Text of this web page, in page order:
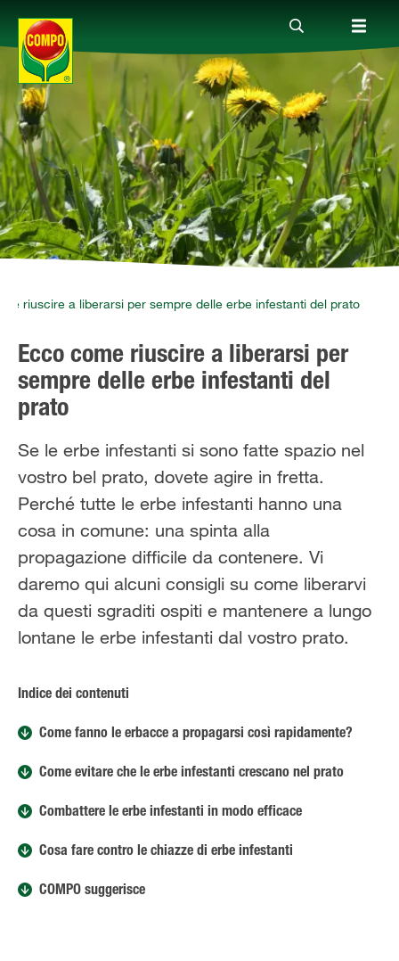
Prodotti
Magazine
Mondi Tematici
Info
Chi siamo
Solo il meglio!
riuscire a liberarsi per sempre delle erbe infestanti del prato
Ecco come riuscire a liberarsi per
sempre delle erbe infestanti del
prato
Se le erbe infestanti si sono fatte spazio nel
vostro bel prato, dovete agire in fretta.
Perché tutte le erbe infestanti hanno una
cosa in comune: una spinta alla
propagazione difficile da contenere. Vi
daremo qui alcuni consigli su come liberarvi
da questi sgraditi ospiti e mantenere a lungo
lontane le erbe infestanti dal vostro prato.
Indice dei contenuti
Come fanno le erbacce a propagarsi così rapidamente?
Come evitare che le erbe infestanti crescano nel prato
Combattere le erbe infestanti in modo efficace
Cosa fare contro le chiazze di erbe infestanti
COMPO suggerisce